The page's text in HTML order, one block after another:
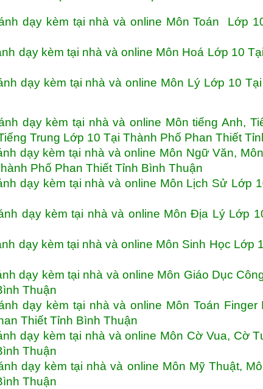
dạy kèm tại nhà và online Môn Toán Lớp
dạy kèm tại nhà và online Môn Hoá Lớp 10
dạy kèm tại nhà và online Môn Lý Lớp 10
dạy kèm tại nhà và online Môn tiếng Anh,
Trung Lớp 10 Tại Thành Phố Phan Thiết
dạy kèm tại nhà và online Môn Ngữ Văn,
Phố Phan Thiết Tỉnh Bình Thuận
dạy kèm tại nhà và online Môn Lịch Sử Lớp
dạy kèm tại nhà và online Môn Địa Lý Lớp
dạy kèm tại nhà và online Môn Sinh Học Lớp
dạy kèm tại nhà và online Môn Giáo Dục
Thuận
dạy kèm tại nhà và online Môn Toán Finger
Thiết Tỉnh Bình Thuận
dạy kèm tại nhà và online Môn Cờ Vua, Cờ
Thuận
dạy kèm tại nhà và online Môn Mỹ Thuật,
Thuận